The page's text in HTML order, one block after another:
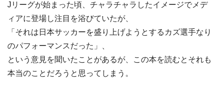
Jリーグが始まった頃、チャラチャラしたイメージでメデ
ィアに登場し注目を浴びていたが、
「それは日本サッカーを盛り上げようとするカズ選手なり
のパフォーマンスだった」、
という意見を聞いたことがあるが、この本を読むとそれも
本当のことだろうと思ってしまう。